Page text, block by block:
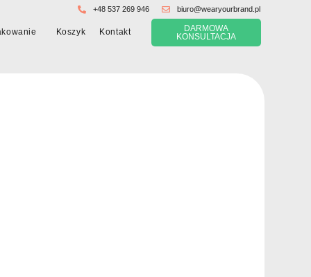
+48 537 269 946 biuro@wearyourbrand.pl
Koszyk Kontakt
DARMOWA
KONSULTACJA